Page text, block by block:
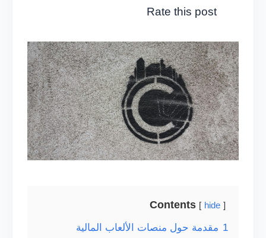
Rate this post
Contents hide
1 مقدمة حول منصات الألعاب المالية